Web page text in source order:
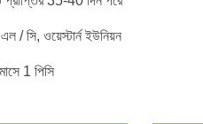
এল / সি, ওয়েস্টার্ন ইউনিয়ন
1 পিসি